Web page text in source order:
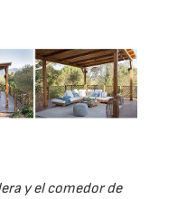
y el comedor de